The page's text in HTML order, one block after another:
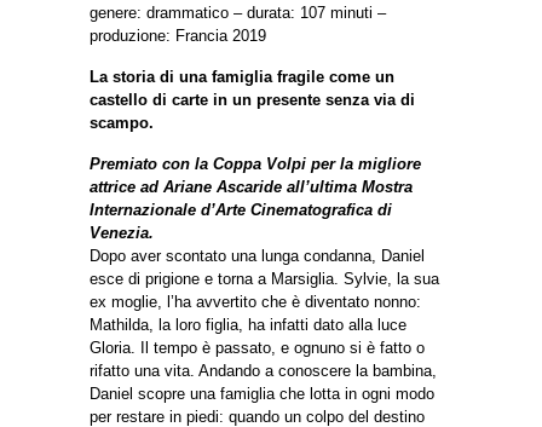
genere: drammatico – durata: 107 minuti –
produzione: Francia 2019
La storia di una famiglia fragile come un
castello di carte in un presente senza via di
scampo.
Premiato con la Coppa Volpi per la migliore
attrice ad Ariane Ascaride all’ultima Mostra
Internazionale d’Arte Cinematografica di
Venezia.
Dopo aver scontato una lunga condanna, Daniel
esce di prigione e torna a Marsiglia. Sylvie, la sua
ex moglie, l’ha avvertito che è diventato nonno:
Mathilda, la loro figlia, ha infatti dato alla luce
Gloria. Il tempo è passato, e ognuno si è fatto o
rifatto una vita. Andando a conoscere la bambina,
Daniel scopre una famiglia che lotta in ogni modo
per restare in piedi: quando un colpo del destino